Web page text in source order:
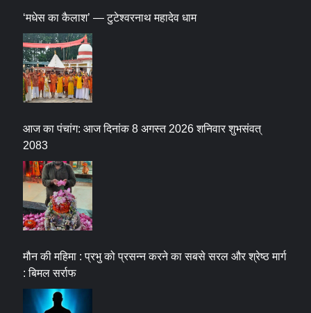
‘मधेस का कैलाश’ — टुटेश्वरनाथ महादेव धाम
आज का पंचांग: आज दिनांक 8 अगस्त 2026 शनिवार शुभसंवत्
2083
मौन की महिमा : प्रभु को प्रसन्न करने का सबसे सरल और श्रेष्ठ मार्ग
: बिमल सर्राफ